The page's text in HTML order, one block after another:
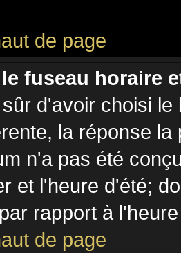
de page
fuseau horaire
d'avoir choisi
la réponse
n'a pas été
et l'heure d'été;
rapport à
de page